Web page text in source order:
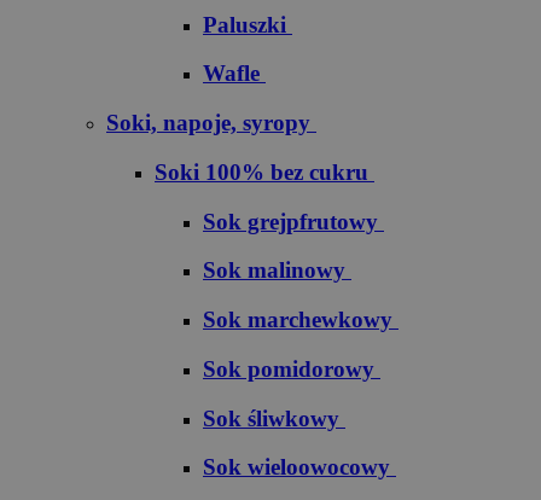
Paluszki
Wafle
Soki, napoje, syropy
Soki 100% bez cukru
S​o​k​ ​g​r​e​j​p​f​r​u​t​o​w​y
Sok malinowy
Sok marchewkowy
Sok pomidorowy
Sok śliwkowy
Sok wieloowocowy